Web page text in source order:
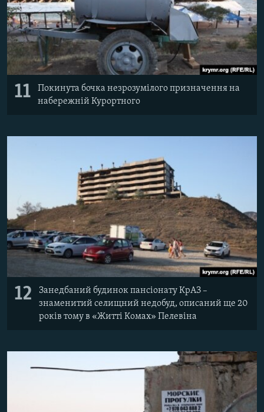
11
Покинута бочка незрозумілого призначення на
набережній Курортного
12
Занедбаний будинок пансіонату КрАЗ –
знаменитий селищний недобуд, описаний ще 20
років тому в «Житті Комах» Пелевіна